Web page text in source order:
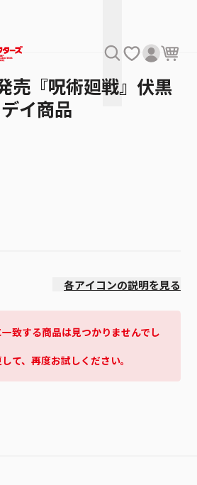
売『呪術廻戦』伏黒
イ商品
各アイコンの説明を見る
致する商品は見つかりませんでし
て、再度お試しください。